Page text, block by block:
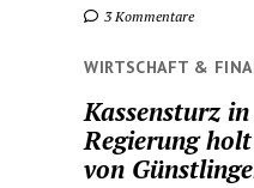
3 Kommentare
WIRTSCHAFT &
Kassensturz
Regierung
von